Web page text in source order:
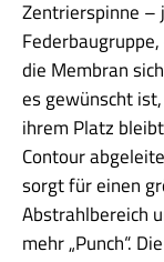
Zentrierspinne –
die Membran
es gewünscht
ihrem Platz
Contour
sorgt für einen
Abstrahlbereich
mehr „Punch“.